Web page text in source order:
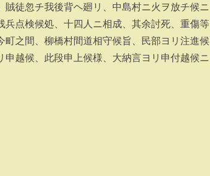
賊徒忽チ我後背ヘ廻リ、中島村ニ火ヲ放チ候ニ
点検候処、十四人ニ相成、其余討死、重傷等
町之間、柳橋村間道相守候旨、民部ヨリ注進候
申越候、此段申上候様、大納言ヨリ申付越候ニ